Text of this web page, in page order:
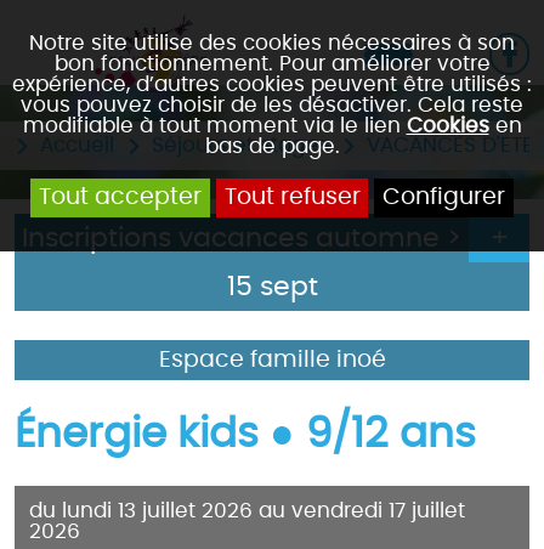
Notre site utilise des cookies nécessaires à son
bon fonctionnement. Pour améliorer votre
expérience, d’autres cookies peuvent être utilisés :
vous pouvez choisir de les désactiver. Cela reste
modifiable à tout moment via le lien Cookiesen
bas de page.
Tout accepter Tout refuser Configurer
Accueil Séjours et stages VACANCES D'ETE
Inscriptions vacances automne >
15 sept
Espace famille inoé
Énergie kids ● 9/12 ans
du lundi 13 juillet 2026 au vendredi 17 juillet
2026